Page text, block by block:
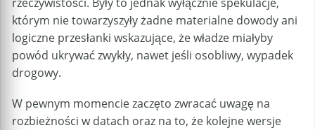
którym nie towarzyszyły żadne materialne dowody ani
logiczne przesłanki wskazujące, że władze miałyby
powód ukrywać zwykły, nawet jeśli osobliwy, wypadek
drogowy.
W pewnym momencie zaczęto zwracać uwagę na
rozbieżności w datach oraz na to, że kolejne wersje